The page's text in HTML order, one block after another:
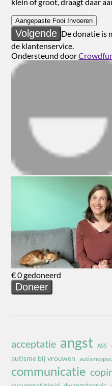
acceptatie angst ASS
autisme bij vrouwen
communicatie